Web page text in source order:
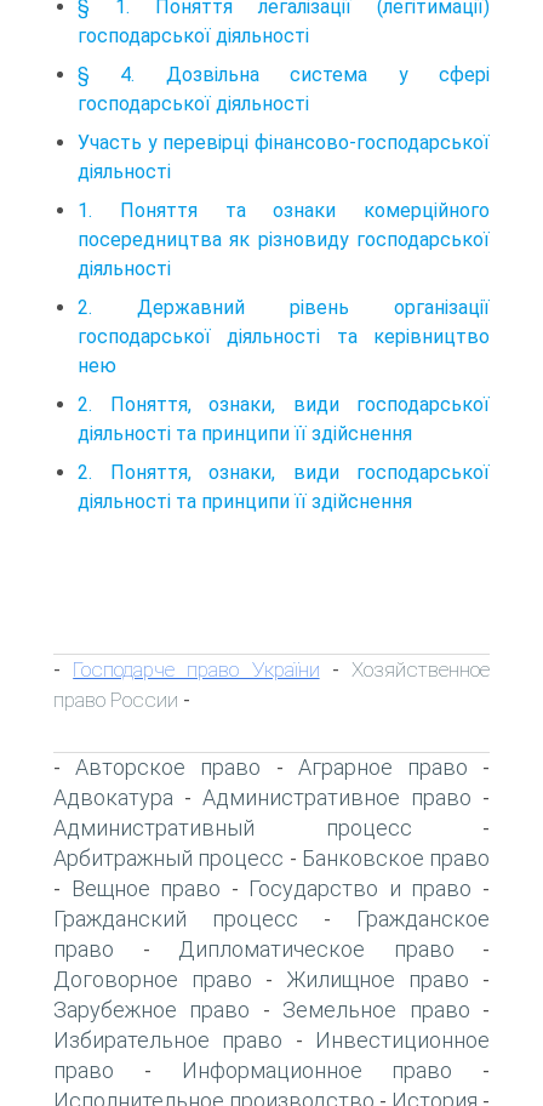
§ 1. Поняття легалізації (легітимації)
господарської діяльності
§ 4. Дозвільна система у сфері
господарської діяльності
Участь у перевірці фінансово-господарської
діяльності
1. Поняття та ознаки комерційного
посередництва як різновиду господарської
діяльності
2. Державний рівень організації
господарської діяльності та керівництво
нею
2. Поняття, ознаки, види господарської
діяльності та принципи її здійснення
2. Поняття, ознаки, види господарської
діяльності та принципи її здійснення
- Господарче право України - Хозяйственное
право России -
-Авторское право - Аграрное право -
Адвокатура - Административное право -
Административный процесс -
Арбитражный процесс - Банковское право
- Вещное право - Государство и право -
Гражданский процесс -
Гражданское
право - Дипломатическое право -
Договорное право - Жилищное право -
Зарубежное право - Земельное право -
Избирательное право -
Инвестиционное
право - Информационное право -
Исполнительное производство История